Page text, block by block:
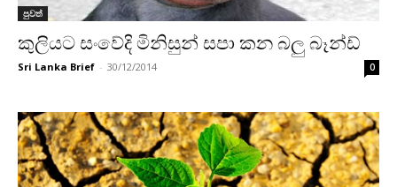
පුවත්
කුලියට සංවේදි මිනිසුන් සපා කන බලු බෑන්ඩ්
Sri Lanka Brief - 30/12/2014 0